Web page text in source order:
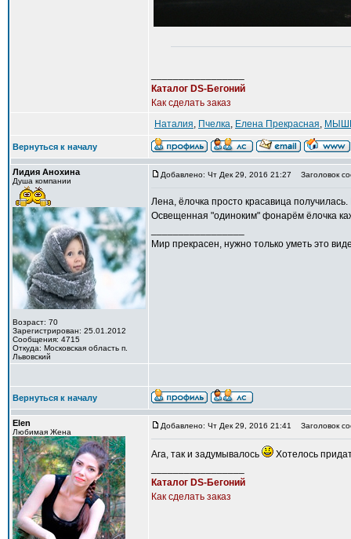
Каталог DS-Бегоний
Как сделать заказ
Наталия, Пчелка, Елена Прекрасная,
Вернуться к началу
Лидия Анохина
Душа компании
Возраст: 70
Зарегистрирован: 25.01.2012
Сообщения: 4715
Откуда: Московская область п.
Львовский
Добавлено: Чт Дек 29, 2016 21:27 Заголовок
Лена, ёлочка просто красавица
Освещенная "одиноким" фонарём ёлочка
Мир прекрасен, нужно только уметь это
Вернуться к началу
Elen
Любимая Жена
Добавлено: Чт Дек 29, 2016 21:41 Заголовок
Ага, так и задумывалось
Хотелось
Каталог DS-Бегоний
Как сделать заказ